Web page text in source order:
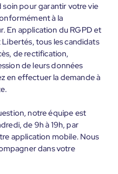
soin pour garantir votre vie
à la
En application du RGPD et
tous les candidats
de rectification,
de leurs données
en effectuer la demande à
notre équipe est
de 9h à 19h, par
application mobile. Nous
dans votre